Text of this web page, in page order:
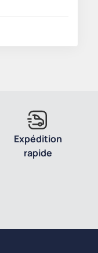
Expédition
rapide